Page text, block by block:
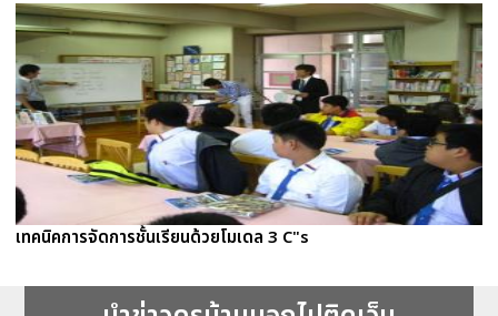
เทคนิคการจัดการชั้นเรียนด้วยโมเดล 3 C"s